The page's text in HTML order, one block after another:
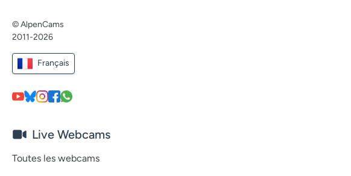
© AlpenCams
2011-2026
Français
Live Webcams
Toutes les webcams